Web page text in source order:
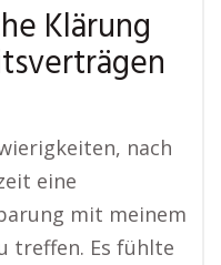
Klärung
nach
eine
mit meinem
treffen. Es fühlte